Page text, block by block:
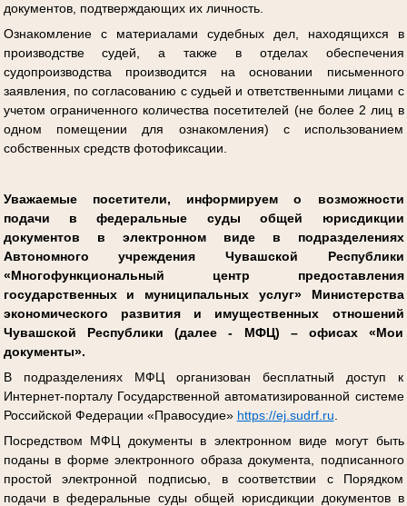
документов, подтверждающих их личность.
Ознакомление с материалами судебных дел, находящихся в
производстве судей, а также в отделах обеспечения
судопроизводства производится на основании письменного
заявления, по согласованию с судьей и ответственными лицами с
учетом ограниченного количества посетителей (не более 2 лиц в
одном помещении для ознакомления) с использованием
собственных средств фотофиксации.
Уважаемые посетители, информируем о возможности
подачи в федеральные суды общей юрисдикции
документов в электронном виде в подразделениях
Автономного учреждения Чувашской Республики
«Многофункциональный центр предоставления
государственных и муниципальных услуг» Министерства
экономического развития и имущественных отношений
Чувашской Республики (далее - МФЦ) – офисах «Мои
документы».
В подразделениях МФЦ организован бесплатный доступ к
Интернет-порталу Государственной автоматизированной системе
Российской Федерации «Правосудие» https://ej.sudrf.ru
Посредством МФЦ документы в электронном виде могут быть
поданы в форме электронного образа документа, подписанного
простой электронной подписью, в соответствии с Порядком
подачи в федеральные суды общей юрисдикции документов в